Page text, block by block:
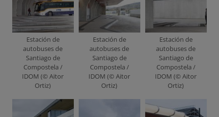
Estación de
autobuses de
Santiago de
Compostela /
IDOM (© Aitor
Ortiz)
Estación de
autobuses de
Santiago de
Compostela /
IDOM (© Aitor
Ortiz)
Estación de
autobuses de
Santiago de
Compostela /
IDOM (© Aitor
Ortiz)